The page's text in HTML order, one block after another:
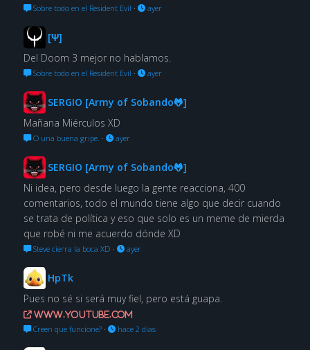
Sobre todo en el Resident Evil · ayer
[Ψ]
Del Doom 3 mejor no hablamos.
Sobre todo en el Resident Evil · ayer
SERGIO [Army of Sobando🐸]
Mañana Miérculos XD
O una buena gripe. · ayer
SERGIO [Army of Sobando🐸]
Ni idea, pero desde luego la gente reacciona, 400
comentarios, todo el mundo tiene algo que decir cuando
se trata de política y eso que solo es un meme de mierda
que robé ni me acuerdo dónde XD
Steve cierra la boca XD · ayer
HpTk
Pues no sé si será muy fiel, pero está guapa.
www.youtube.com
Creen que funcione?· hace 2 días